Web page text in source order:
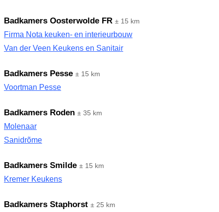
Badkamers Oosterwolde FR ± 15 km
Firma Nota keuken- en interieurbouw
Van der Veen Keukens en Sanitair
Badkamers Pesse ± 15 km
Voortman Pesse
Badkamers Roden ± 35 km
Molenaar
Sanidrõme
Badkamers Smilde ± 15 km
Kremer Keukens
Badkamers Staphorst ± 25 km